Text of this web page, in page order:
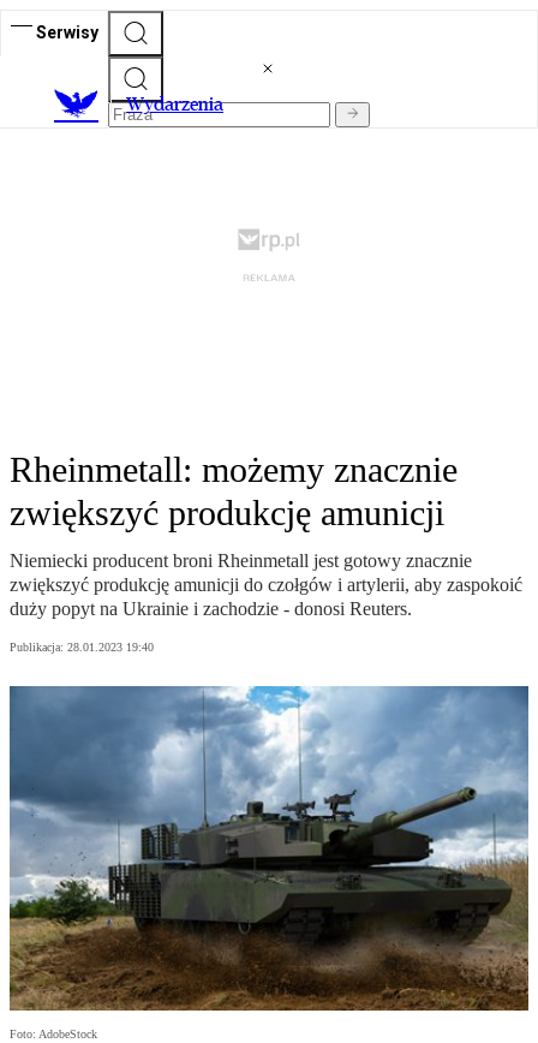
Serwisy
Wydarzenia
Rheinmetall: możemy znacznie
zwiększyć produkcję amunicji
Niemiecki producent broni Rheinmetall jest gotowy znacznie
zwiększyć produkcję amunicji do czołgów i artylerii, aby zaspokoić
duży popyt na Ukrainie i zachodzie - donosi Reuters.
Publikacja: 28.01.2023 19:40
Foto: AdobeStock